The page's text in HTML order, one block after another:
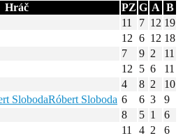
Hráč PZ G A B
11 7 12 19
12 6 12 18
7 9 2
11
12 5 6
11
4 8 2
10
Róbert Sloboda 6 6 3
9
8 5 1
6
11 4 2
6